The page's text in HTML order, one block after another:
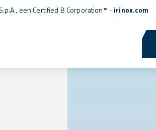
eenCertified B Corporation™ -irinox.com